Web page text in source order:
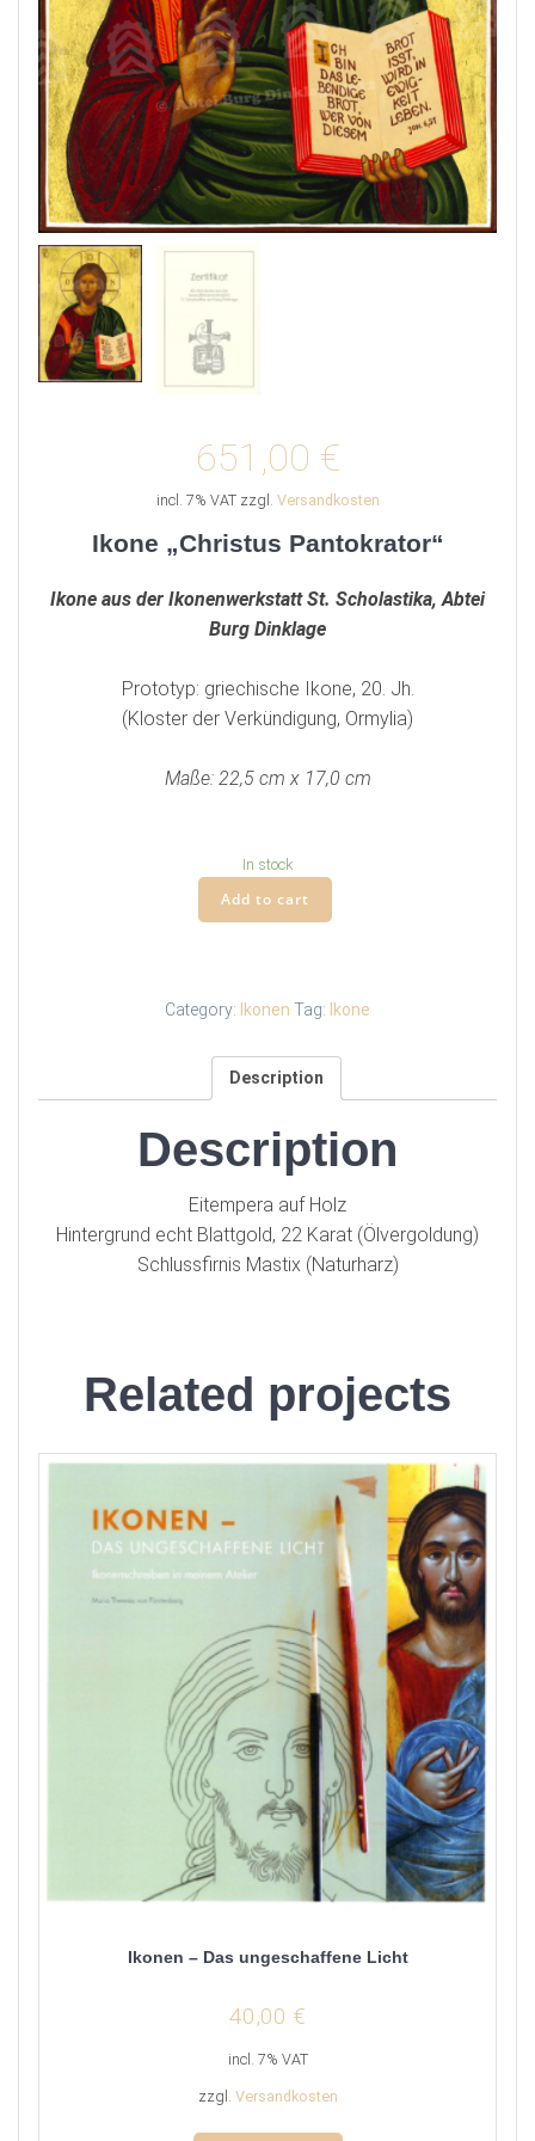
651,00 €
incl. 7% VAT zzgl. Versandkosten
Ikone „Christus Pantokrator“
Ikone aus der Ikonenwerkstatt St. Scholastika, Abtei
Burg Dinklage
Prototyp: griechische Ikone, 20. Jh.
(Kloster der Verkündigung, Ormylia)
Maße: 22,5 cm x 17,0 cm
In stock
Ikone
„Christus
Add to cart
Category: Ikonen Tag: Ikone
Description
Description
Eitempera auf Holz
Hintergrund echt Blattgold, 22 Karat (Ölvergoldung)
Schlussfirnis Mastix (Naturharz)
Related projects
Ikonen – Das ungeschaffene Licht
40,00 €
incl. 7% VAT
zzgl. Versandkosten